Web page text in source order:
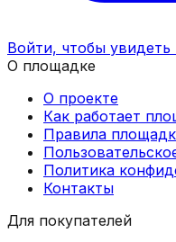
Войти, чтобы увидеть
О площадке
О проекте
Как работает
Правила
Политика
Контакты
Для покупателей